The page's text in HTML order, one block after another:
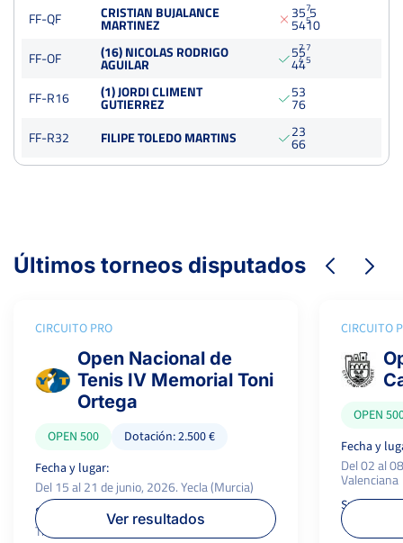
Open Motor Pacífico Camp Bixquert
Del 02 al 08 de marzo, 2026
Cuartos
FF-QF
CRISTIAN BUJALANCE
MARTINEZ
3
5
57
455
10
FF-OF
(16) NICOLAS RODRIGO
AGUILAR
57
4457
45
FF-R16 (1) JORDI CLIMENT
GUTIERREZ
5
7
3
6
FF-R32
FILIPE TOLEDO MARTINS 2
6
3
6
Últimos torneos disputados
CIRCUITO PRO
Open Nacional de
Tenis IV Memorial Toni
Ortega
OPEN 500
Dotación: 2.500 €
Fecha y lugar:
Del 15 al 21 de junio, 2026. Yecla (Murcia)
Superficie:
Tierra/Dura
P.campeón:
500 €
Ver resultados
CIRCUITO
OPEN
Fecha y
Del 02 al
Valenciana
Superficie:
Tierra